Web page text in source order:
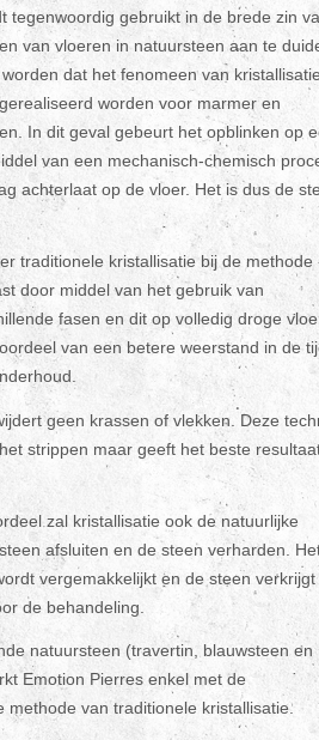
tegenwoordig gebruikt in de brede zin
van vloeren in natuursteen aan te
dat het fenomeen van
worden voor marmer en
In dit geval gebeurt het opblinken op
van een mechanisch-chemisch
achterlaat op de vloer. Het is dus de
traditionele kristallisatie bij de methode
door middel van het gebruik van
fasen en dit op volledig droge
van een betere weerstand in de
geen krassen of vlekken. Deze
strippen maar geeft het beste
zal kristallisatie ook de natuurlijke
afsluiten en de steen verharden.
vergemakkelijkt en de steen
de behandeling.
natuursteen (travertin, blauwsteen en
Emotion Pierres enkel met de
methode van traditionele kristallisatie.